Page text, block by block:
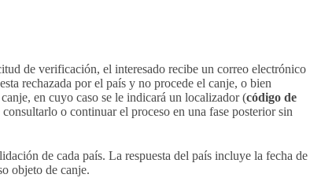
de verificación, el interesado recibe un correo electrónico
rechazada por el país y no procede el canje, o bien
en cuyo caso se le indicará un localizador (código de
o continuar el proceso en una fase posterior sin
de cada país. La respuesta del país incluye la fecha de
objeto de canje.